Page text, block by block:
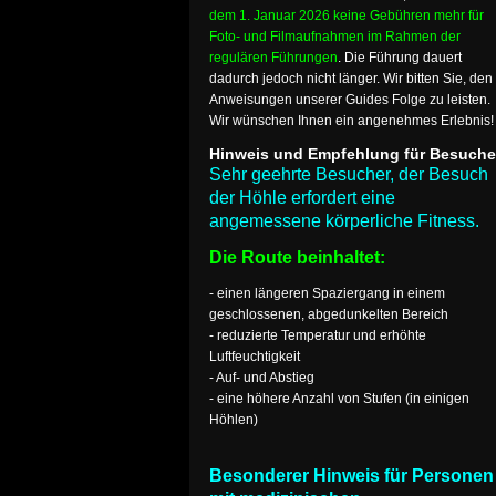
dem 1. Januar 2026 keine Gebühren mehr für
Foto- und Filmaufnahmen im Rahmen der
regulären Führungen. Die Führung dauert
dadurch jedoch nicht länger. Wir bitten Sie, den
Anweisungen unserer Guides Folge zu leisten.
Wir wünschen Ihnen ein angenehmes Erlebnis!
Hinweis und Empfehlung für
Sehr geehrte Besucher, der Besuch
der Höhle erfordert eine
angemessene körperliche Fitness.
Die Route beinhaltet:
- einen längeren Spaziergang in einem
geschlossenen, abgedunkelten Bereich
- reduzierte Temperatur und erhöhte
Luftfeuchtigkeit
- Auf- und Abstieg
- eine höhere Anzahl von Stufen (in einigen
Höhlen)
Besonderer Hinweis für Personen